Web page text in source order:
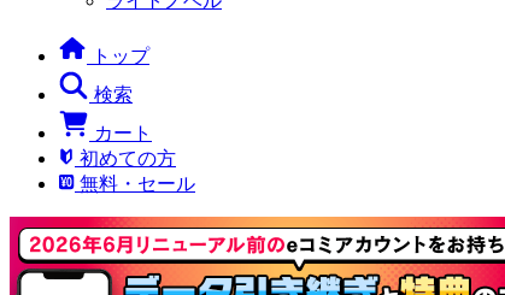
トップ
検索
カート
初めての方
無料・セール